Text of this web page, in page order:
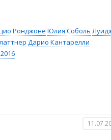
Ронджоне Юлия Соболь
Дарио Кантарелли